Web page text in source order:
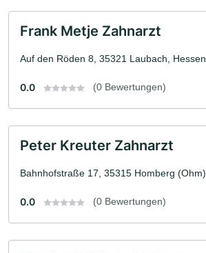
Frank Metje Zahnarzt
Auf den Röden 8, 35321 Laubach, Hessen
0.0 (0 Bewertungen)
Peter Kreuter Zahnarzt
Bahnhofstraße 17, 35315 Homberg (Ohm)
0.0 (0 Bewertungen)